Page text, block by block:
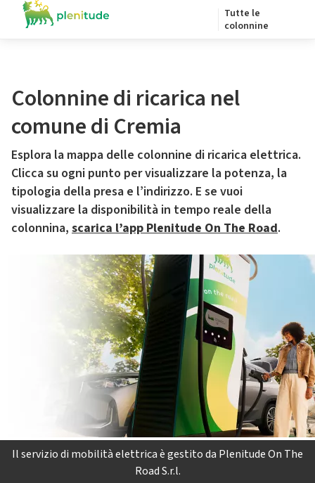
Tutte le
colonnine
Colonnine di ricarica nel
comune di Cremia
Esplora la mappa delle colonnine di ricarica elettrica.
Clicca su ogni punto per visualizzare la potenza, la
tipologia della presa e l’indirizzo. E se vuoi
visualizzare la disponibilità in tempo reale della
colonnina, scarica l’app Plenitude On The Road.
Il servizio di mobilità elettrica è gestito da Plenitude On The
Road S.r.l.